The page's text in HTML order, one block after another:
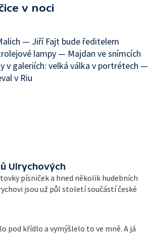
v noci
— Jiří Fajt bude ředitelem
lampy — Majdan ve snímcích
v galeriích: velká válka v portrétech —
v Riu
Ulrychových
písniček a hned několik hudebních
jsou už půl století součástí české
pod křídlo a vymýšlelo to ve mně. A já